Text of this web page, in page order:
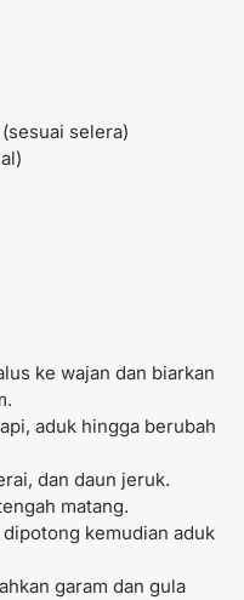
selera)
ke wajan dan biarkan
aduk hingga berubah
dan daun jeruk.
matang.
kemudian aduk
garam dan gula